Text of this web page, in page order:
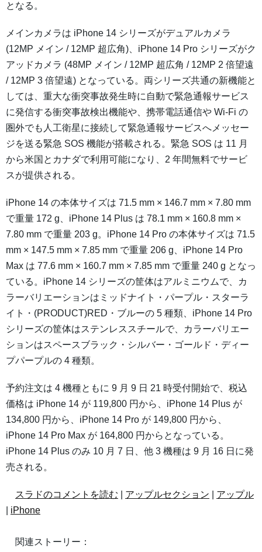
となる。
メインカメラは iPhone 14 シリーズがデュアルカメラ
(12MP メイン / 12MP 超広角)、iPhone 14 Pro シリーズがク
アッドカメラ (48MP メイン / 12MP 超広角 / 12MP 2 倍望遠
/ 12MP 3 倍望遠) となっている。両シリーズ共通の新機能と
しては、重大な衝突事故発生時に自動で緊急通報サービス
に発信する衝突事故検出機能や、携帯電話通信や Wi-Fi の
圏外でも人工衛星に接続して緊急通報サービスへメッセー
ジを送る緊急 SOS 機能が搭載される。緊急 SOS は 11 月
から米国とカナダで利用可能になり、2 年間無料でサービ
スが提供される。
iPhone 14 の本体サイズは 71.5 mm × 146.7 mm × 7.80 mm
で重量 172 g、iPhone 14 Plus は 78.1 mm × 160.8 mm ×
7.80 mm で重量 203 g。iPhone 14 Pro の本体サイズは 71.5
mm × 147.5 mm × 7.85 mm で重量 206 g、iPhone 14 Pro
Max は 77.6 mm × 160.7 mm × 7.85 mm で重量 240 g となっ
ている。iPhone 14 シリーズの筐体はアルミニウムで、カ
ラーバリエーションはミッドナイト・パープル・スターラ
イト・(PRODUCT)RED・ブルーの 5 種類、iPhone 14 Pro
シリーズの筐体はステンレススチールで、カラーバリエー
ションはスペースブラック・シルバー・ゴールド・ディー
プパープルの 4 種類。
予約注文は 4 機種ともに 9 月 9 日 21 時受付開始で、税込
価格は iPhone 14 が 119,800 円から、iPhone 14 Plus が
134,800 円から、iPhone 14 Pro が 149,800 円から、
iPhone 14 Pro Max が 164,800 円からとなっている。
iPhone 14 Plus のみ 10 月 7 日、他 3 機種は 9 月 16 日に発
売される。
スラドのコメントを読む アップルセクション
アップル
iPhone
関連ストーリー：